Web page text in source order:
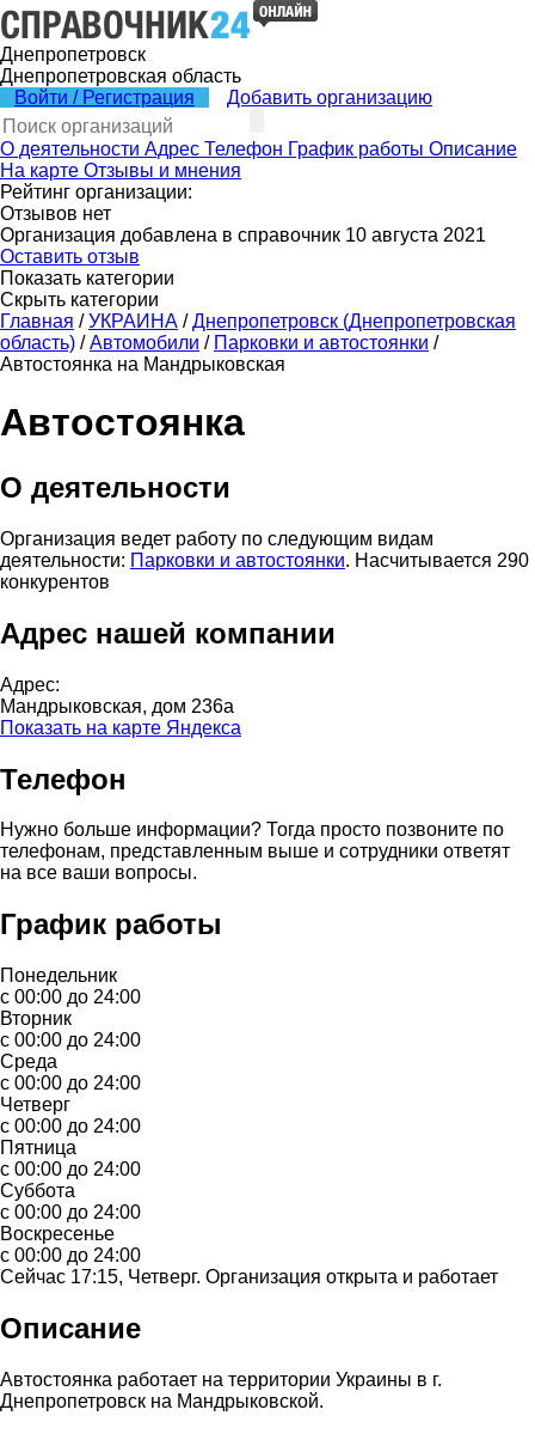
Днепропетровск
Днепропетровская область
Войти / Регистрация
Добавить организацию
О деятельности Адрес Телефон График работы Описание
На карте Отзывы и мнения
Рейтинг организации:
Отзывов нет
Организация добавлена в справочник 10 августа 2021
Оставить отзыв
Показать категории
Скрыть категории
Главная / УКРАИНА / Днепропетровск (Днепропетровская
область) / Автомобили / Парковки и автостоянки /
Автостоянка на Мандрыковская
Автостоянка
О деятельности
Организация ведет работу по следующим видам
деятельности: Парковки и автостоянки. Насчитывается 290
конкурентов
Адрес нашей компании
Адрес:
Мандрыковская, дом 236а
Показать на карте Яндекса
Телефон
Нужно больше информации? Тогда просто позвоните по
телефонам, представленным выше и сотрудники ответят
на все ваши вопросы.
График работы
Понедельник
с 00:00 до 24:00
Вторник
с 00:00 до 24:00
Среда
с 00:00 до 24:00
Четверг
с 00:00 до 24:00
Пятница
с 00:00 до 24:00
Суббота
с 00:00 до 24:00
Воскресенье
с 00:00 до 24:00
Сейчас 17:15, Четверг. Организация открыта и работает
Описание
Автостоянка работает на территории Украины в г.
Днепропетровск на Мандрыковской.